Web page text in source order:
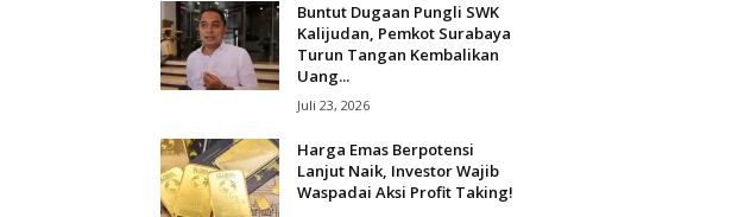
Buntut Dugaan Pungli SWK
Kalijudan, Pemkot Surabaya
Turun Tangan Kembalikan
Uang...
Juli 23, 2026
Harga Emas Berpotensi
Lanjut Naik, Investor Wajib
Waspadai Aksi Profit Taking!